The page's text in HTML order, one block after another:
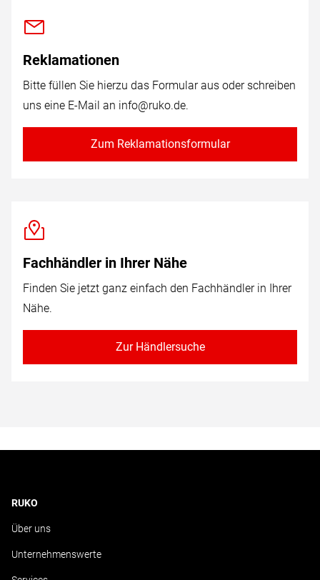
Reklamationen
Bitte füllen Sie hierzu das Formular aus oder schreiben
uns eine E-Mail an info@ruko.de.
Zum Reklamationsformular
Fachhändler in Ihrer Nähe
Finden Sie jetzt ganz einfach den Fachhändler in Ihrer
Nähe.
Zur Händlersuche
RUKO
Über uns
Unternehmenswerte